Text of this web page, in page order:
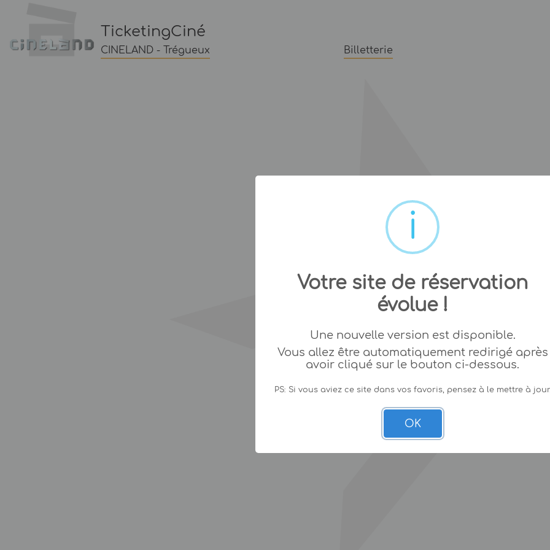
TicketingCiné
CINELAND - Trégueux Billetterie
Votre site de réservation
évolue !
Une nouvelle version est disponible.
Vous allez être automatiquement redirigé après
avoir cliqué sur le bouton ci-dessous.
PS: Si vous aviez ce site dans vos favoris, pensez à le mettre à
OK